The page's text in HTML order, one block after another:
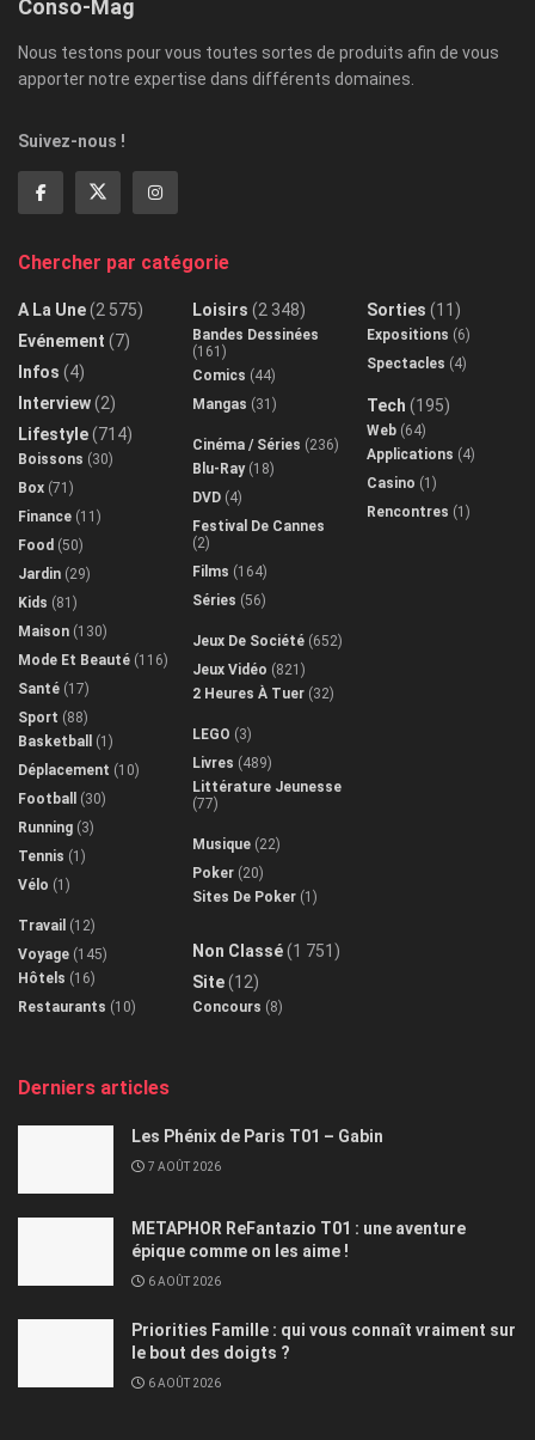
Conso-Mag
Nous testons pour vous toutes sortes de produits afin de vous
apporter notre expertise dans différents domaines.
Suivez-nous !
Chercher par catégorie
A La Une(2 575)
Evénement (7)
Infos (4)
Interview(2)
Lifestyle(714)
Boissons (30)
Box (71)
Finance (11)
Food (50)
Jardin (29)
Kids (81)
Maison (130)
Mode Et Beauté (116)
Santé (17)
Sport (88)
Basketball
(1)
Déplacement (10)
Football
(30)
Running (3)
Tennis (1)
Vélo (1)
Travail (12)
Voyage (145)
Hôtels (16)
Restaurants (10)
Loisirs (2 348)
Bandes Dessinées
(161)
Comics (44)
Mangas (31)
Cinéma / Séries (236)
Blu-Ray(18)
DVD (4)
Festival De Cannes
(2)
Films (164)
Séries (56)
Jeux De Société (652)
Jeux Vidéo (821)
2 Heures À Tuer (32)
LEGO (3)
Livres (489)
Littérature Jeunesse
(77)
Musique (22)
Poker (20)
Sites De Poker (1)
Non Classé(1 751)
Site(12)
Concours (8)
Sorties (11)
Expositions (6)
Spectacles (4)
Tech (195)
Web (64)
Applications (4)
Casino (1)
Rencontres (1)
Derniers articles
Les Phénix de Paris T01 – Gabin
7 AOÛT 2026
METAPHOR ReFantazio T01 : une aventure
épique comme on les aime !
6 AOÛT 2026
Priorities Famille : qui vous connaît vraiment sur
le bout des doigts ?
6 AOÛT 2026